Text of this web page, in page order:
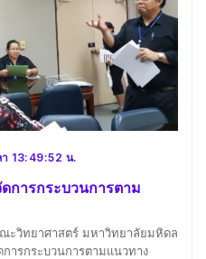
13:49:52 น.
การกระบวนการตาม
วิทยาศาสตร์ มหาวิทยาลัยมหิดล
ารกระบวนการตามแนวทาง